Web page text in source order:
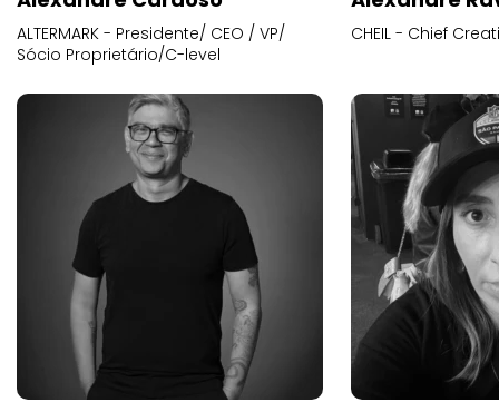
ALTERMARK - Presidente/ CEO / VP/
Sócio Proprietário/C-level
CHEIL - Chief